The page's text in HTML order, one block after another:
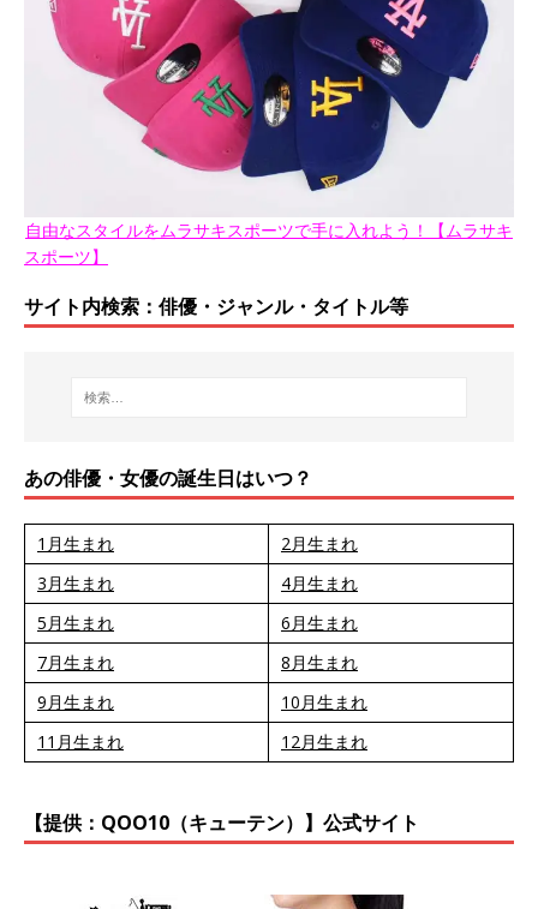
自由なスタイルをムラサキスポーツで手に入れよう！【ムラサキ
スポーツ】
サイト内検索：俳優・ジャンル・タイトル等
あの俳優・女優の誕生日はいつ？
1月生まれ
2月生まれ
3月生まれ
4月生まれ
5月生まれ
6月生まれ
7月生まれ
8月生まれ
9月生まれ
10月生まれ
11月生まれ
12月生まれ
【提供：QOO10（キューテン）】公式サイト